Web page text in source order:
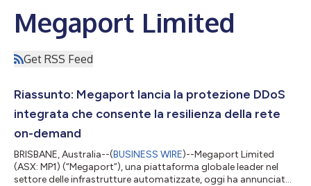
Megaport Limited
Get RSS Feed
Riassunto: Megaport lancia la protezione DDoS
integrata che consente la resilienza della rete
on-demand
BRISBANE, Australia--(BUSINESS WIRE)--Megaport Limited
(ASX: MP1) (“Megaport”), una piattaforma globale leader nel
settore delle infrastrutture automatizzate, oggi ha annunciato